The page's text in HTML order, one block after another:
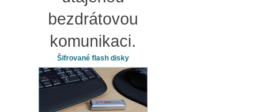
bezdrátovou
komunikaci.
Šifrované flash disky